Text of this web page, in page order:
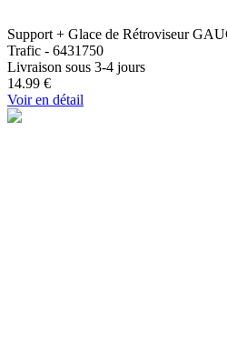
Support + Glace de Rétroviseur
Trafic - 6431750
Livraison sous 3-4 jours
14.99 €
Voir en détail